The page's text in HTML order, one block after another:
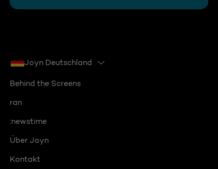
Joyn Deutschland
Behind the Screens
ran
:newstime
Über Joyn
Kontakt